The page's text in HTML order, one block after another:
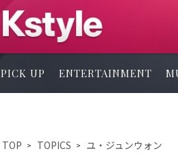
PICK UP ENTERTAINMENT
TOP TOPICS ユ・ジュンウォン